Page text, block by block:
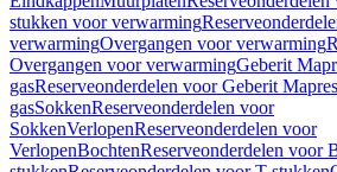
stukken voor verwarming
verwarmingOvergangen voor verwarming
Overgangen voor verwarmingGeberit
gasReserveonderdelen voor Geberit
gasSokkenReserveonderdelen voor
SokkenVerlopenReserveonderdelen voor
VerlopenBochtenReserveonderdelen voor